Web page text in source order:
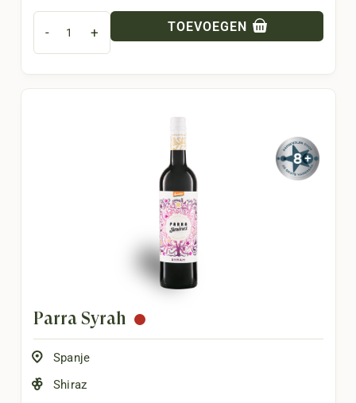
60,80.
is:
57,95.
- + TOEVOEGEN
Parra Syrah
Spanje
Shiraz